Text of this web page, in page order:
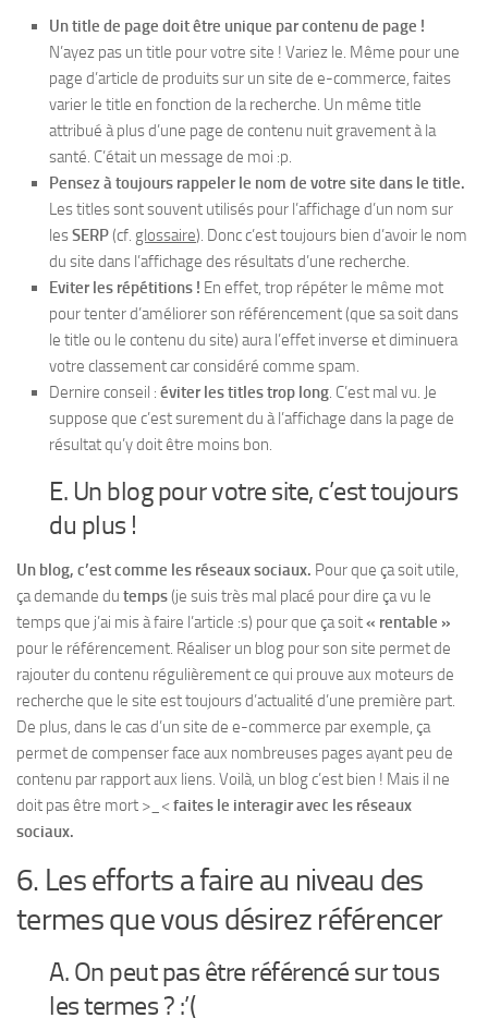
Un title de page doit être unique par contenu de page !
N’ayez pas un title pour votre site ! Variez le. Même pour une
page d’article de produits sur un site de e-commerce, faites
varier le title en fonction de la recherche. Un même title
attribué à plus d’une page de contenu nuit gravement à la
santé. C’était un message de moi :p.
Pensez à toujours rappeler le nom de votre site dans le title.
Les titles sont souvent utilisés pour l’affichage d’un nom sur
lesSERP(cf. glossaire). Donc c’est toujours bien d’avoir le nom
du site dans l’affichage des résultats d’une recherche.
Eviter les répétitions ! En effet, trop répéter le même mot
pour tenter d’améliorer son référencement (que sa soit dans
le title ou le contenu du site) aura l’effet inverse et diminuera
votre classement car considéré comme spam.
Dernire conseil : éviter les titles trop long. C’est mal vu. Je
suppose que c’est surement du à l’affichage dans la page de
résultat qu’y doit être moins bon.
E. Un blog pour votre site, c’est toujours
du plus !
Un blog, c’est comme les réseaux sociaux. Pour que ça soit utile,
ça demande du temps(je suis très mal placé pour dire ça vu le
temps que j’ai mis à faire l’article :s) pour que ça soit« rentable »
pour le référencement. Réaliser un blog pour son site permet de
rajouter du contenu régulièrement ce qui prouve aux moteurs de
recherche que le site est toujours d’actualité d’une première part.
De plus, dans le cas d’un site de e-commerce par exemple, ça
permet de compenser face aux nombreuses pages ayant peu de
contenu par rapport aux liens. Voilà, un blog c’est bien ! Mais il ne
doit pas être mort >_< faites le interagir avec les réseaux
sociaux.
6. Les efforts a faire au niveau des
termes que vous désirez référencer
A. On peut pas être référencé sur tous
les termes ? :’(